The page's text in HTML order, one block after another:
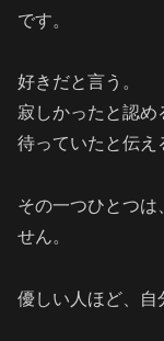
です。
好きだと言う。
寂しかったと認め
待っていたと伝え
その一つひとつは
せん。
優しい人ほど、自